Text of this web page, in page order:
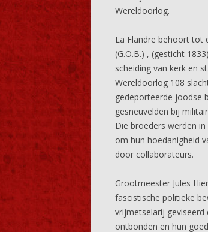
Wereldoorlog.
La Flandre behoort tot
(G.O.B.) , (gesticht
scheiding van kerk en
Wereldoorlog 108
gedeporteerde joodse
gesneuvelden bij
Die broeders werden
om hun hoedanigheid
door collaborateurs.
Grootmeester Jules
fascistische politieke
vrijmetselarij geviseerd
ontbonden en hun